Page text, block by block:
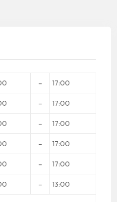
– 17:00
– 17:00
– 17:00
– 17:00
– 17:00
– 13:00